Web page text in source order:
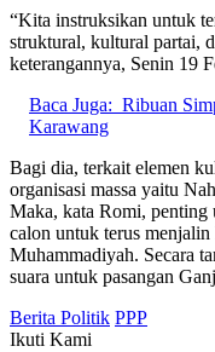
“Kita instruksikan untuk
struktural, kultural partai,
keterangannya, Senin 19
Baca Juga: Ribuan
Karawang
Bagi dia, terkait elemen
organisasi massa yaitu
Maka, kata Romi, penting
calon untuk terus
Muhammadiyah. Secara
suara untuk pasangan
Berita Politik PPP
Ikuti Kami